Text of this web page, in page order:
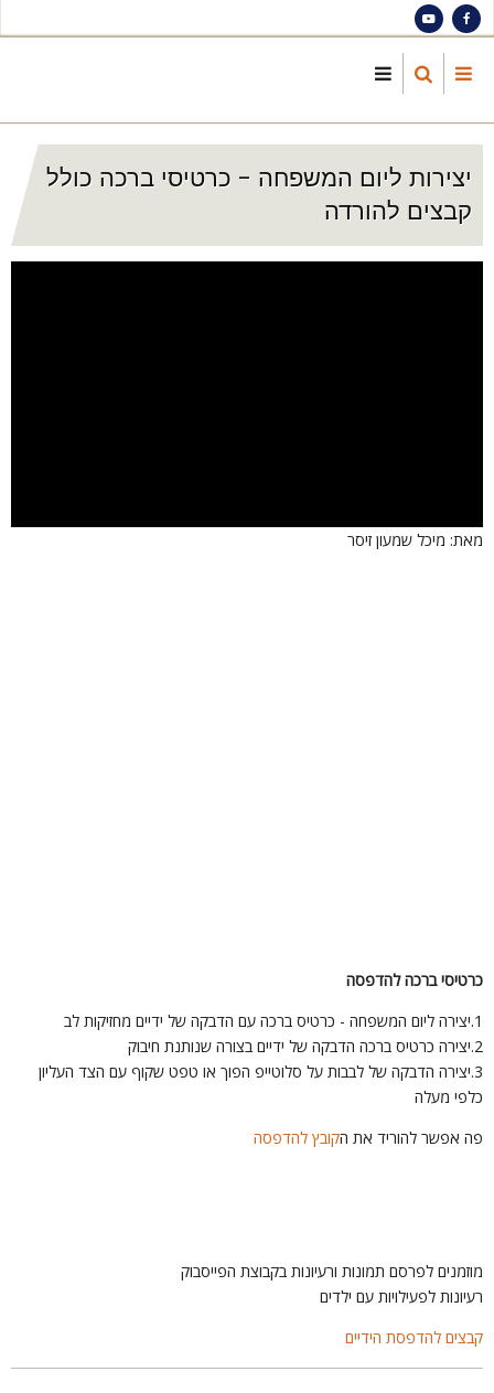
יצירות ליום המשפחה - כרטיסי ברכה כולל
קבצים להורדה
מיכל שמעון זיסר
ברכה להדפסה
3.יצירה הדבקה של לבבות על סלוטייפ הפוך או טפט שקוף עם הצד העליון
מעלה
אפשר להוריד את הקובץ להדפסה
לפרסם תמונות ורעיונות בקבוצת הפייסבוק
לפעילויות עם ילדים
להדפסת הידיים